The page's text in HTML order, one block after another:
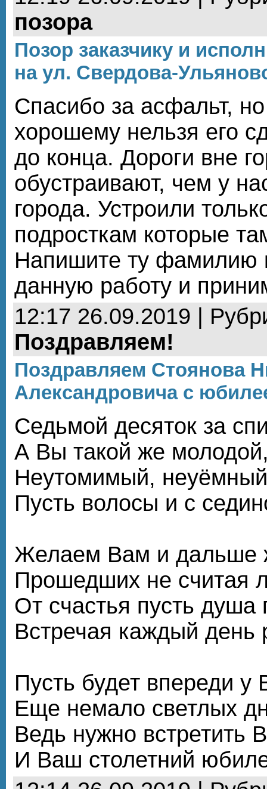
позора
Позор заказчику и
на ул. Свердова-
Спасибо за асфальт,
хорошему нельзя его
до конца. Дороги вне
обустраивают, чем у
города. Устроили
подросткам которые
Напишите ту фамилию
данную работу и
12:17 26.09.2019 |
Поздравляем!
Поздравляем Стоянова
Александровича с
Седьмой десяток за
А Вы такой же
Неутомимый,
Пусть волосы и с
Желаем Вам и дальше
Прошедших не считая
От счастья пусть душа
Встречая каждый день
Пусть будет впереди у
Еще немало светлых
Ведь нужно встретить
И Ваш столетний